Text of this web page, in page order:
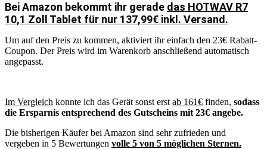
Bei Amazon bekommt ihr gerade das HOTWAV R7
10,1 Zoll Tablet für nur 137,99€ inkl. Versand.
Um auf den Preis zu kommen, aktiviert ihr einfach den 23€ Rabatt-
Coupon. Der Preis wird im Warenkorb anschließend automatisch
angepasst.
Im Vergleich konnte ich das Gerät sonst erst ab 161€ finden, sodass
die Ersparnis entsprechend des Gutscheins mit 23€ angebe.
Die bisherigen Käufer bei Amazon sind sehr zufrieden und
vergeben in 5 Bewertungen volle 5 von 5 möglichen Sternen.